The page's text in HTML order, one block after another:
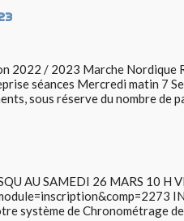
2022 / 2023 Marche Nordique
séances Mercredi matin 7
sous réserve du nombre de
AU SAMEDI 26 MARS 10 H
système de Chronométrage